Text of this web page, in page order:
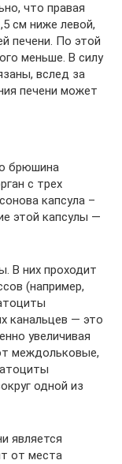
что правая
см ниже левой,
печени. По этой
меньше. В силу
вслед за
печени может
брюшина
с трех
капсула –
этой капсулы —
В них проходит
(например,
канальцев — это
увеличивая
междольковые,
одной из
является
от места